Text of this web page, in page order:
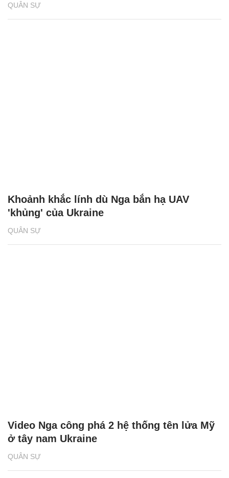
QUÂN SỰ
QUÂN SỰ
Khoảnh khắc lính dù Nga bắn hạ UAV
'khủng' của Ukraine
QUÂN SỰ
Video Nga công phá 2 hệ thống tên lửa Mỹ
ở tây nam Ukraine